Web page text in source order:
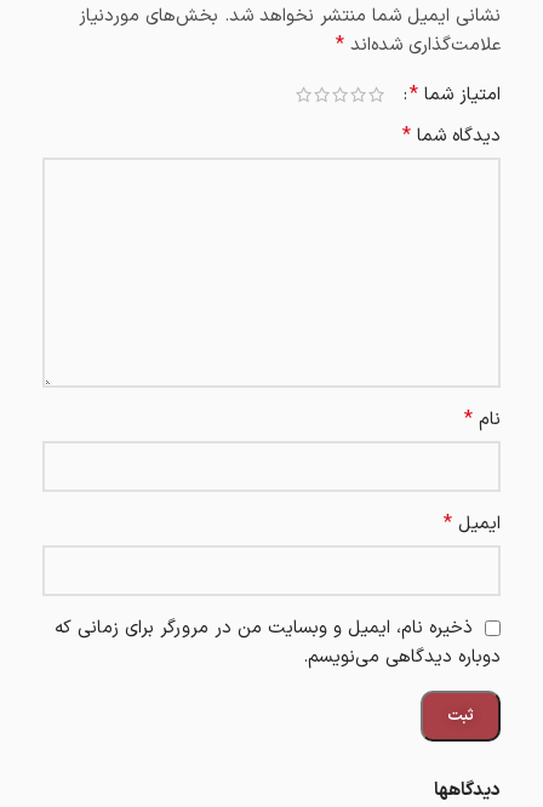
دیدگاهها
نشانی ایمیل شما منتشر نخواهد شد. بخش‌های موردنیاز
علامت‌گذاری شده‌اند *
امتیاز شما *
دیدگاه شما *
نام *
ایمیل *
ذخیره نام، ایمیل و وبسایت من در مرورگر برای زمانی که
دوباره دیدگاهی می‌نویسم.